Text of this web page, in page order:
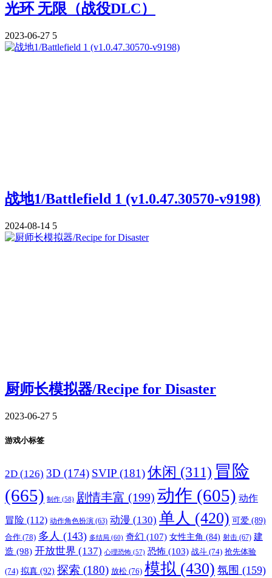
光环 无限（战役DLC）
2023-06-27 5
战地1/Battlefield 1 (v1.0.47.30570-v9198)
2024-08-14 5
厨师长模拟器/Recipe for Disaster
2023-06-27 5
游戏小标签
2D (126) 3D (174) SVIP (181)休闲 (311) 冒险
(665) 制作 (58) 剧情丰富 (199) 动作 (605) 动作
冒险 (112) 动作角色扮演 (63) 动漫 (130) 单人 (420) 可爱 (89)
合作 (78) 多人 (143) 多结局 (60) 奇幻 (107) 女性主角 (84) 射击 (67) 建
造 (98) 开放世界 (137) 心理恐怖 (57) 恐怖 (103) 战斗 (74) 抢先体验
(74) 拟真 (92) 探索 (180) 放松 (76) 模拟 (430) 氛围 (159)